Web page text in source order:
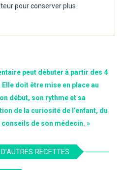
pour conserver plus
peut débuter à partir des 4
doit être mise en place au
début, son rythme et sa
de la curiosité de l’enfant, du
de son médecin. »
RECETTES